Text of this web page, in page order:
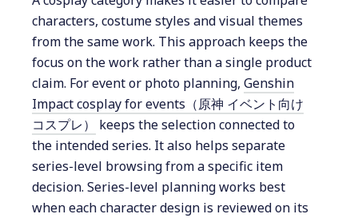
characters, costume styles and visual themes
from the same work. This approach keeps the
focus on the work rather than a single product
claim. For event or photo planning, Genshin
Impact cosplay for events（原神 イベント向け
コスプレ）
keeps the selection connected to
the intended series. It also helps separate
series-level browsing from a specific item
decision. Series-level planning works best
when each character design is reviewed on its